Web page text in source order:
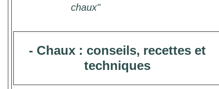
chaux"
- Chaux : conseils, recettes et
techniques